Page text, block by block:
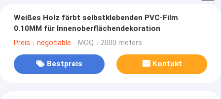
Weißes Holz färbt selbstklebenden PVC-Film
0.10MM für Innenoberflächendekoration
Preis：negotiable MOQ：2000 meters
Bestpreis Kontakt